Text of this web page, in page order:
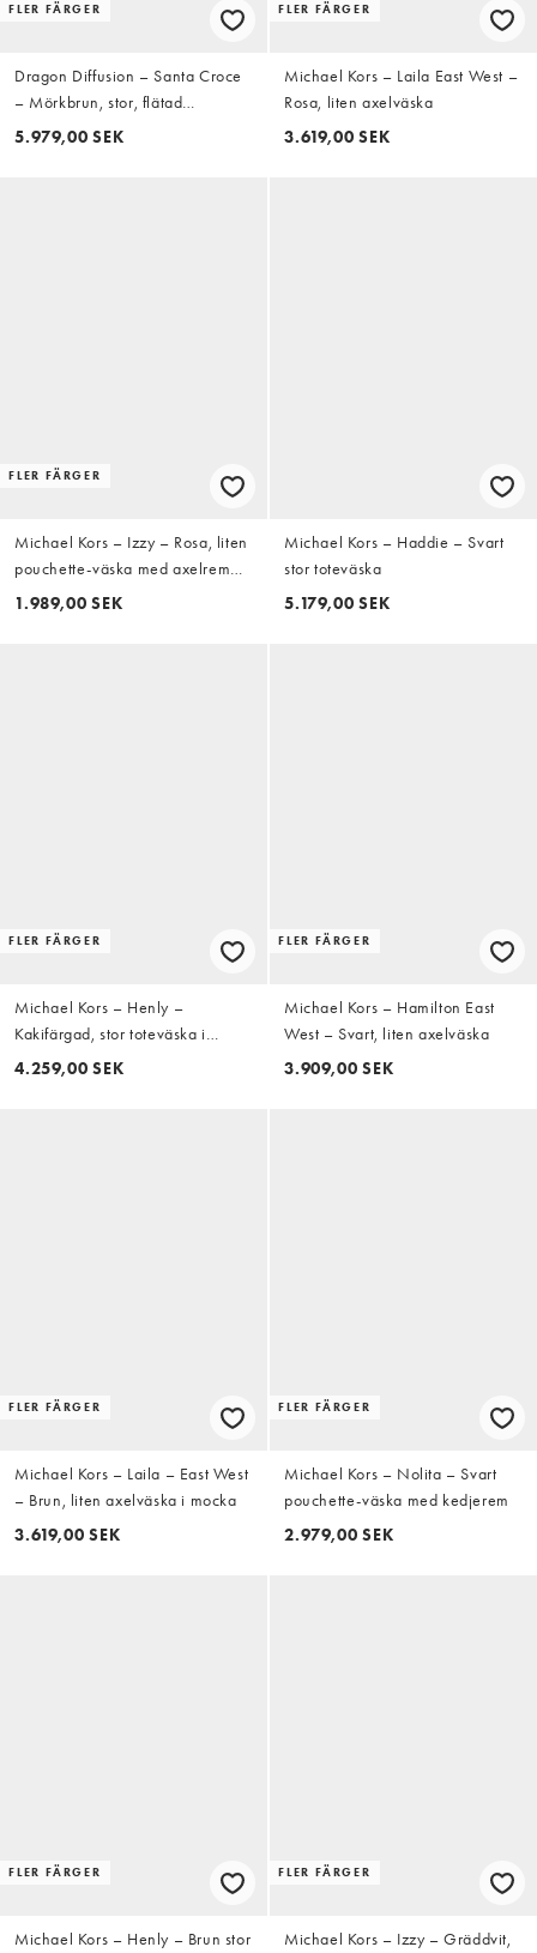
FLER FÄRGER
Dragon Diffusion – Santa Croce
– Mörkbrun, stor, flätad
skinnväska
5.979,00 SEK
FLER FÄRGER
Michael Kors – Laila East West –
Rosa, liten axelväska
3.619,00 SEK
FLER FÄRGER
Michael Kors – Izzy – Rosa, liten
pouchette-väska med axelrem
och barreldesign
1.989,00 SEK
Michael Kors – Haddie – Svart
stor toteväska
5.179,00 SEK
FLER FÄRGER
Michael Kors – Henly –
Kakifärgad, stor toteväska i
shoppingstil
4.259,00 SEK
FLER FÄRGER
Michael Kors – Hamilton East
West – Svart, liten axelväska
3.909,00 SEK
FLER FÄRGER
Michael Kors – Laila – East West
– Brun, liten axelväska i mocka
3.619,00 SEK
FLER FÄRGER
Michael Kors – Nolita – Svart
pouchette-väska med kedjerem
2.979,00 SEK
FLER FÄRGER
Michael Kors – Henly – Brun stor
FLER FÄRGER
Michael Kors – Izzy – Gräddvit,